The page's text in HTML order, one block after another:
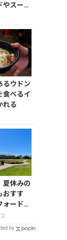
スーパ
雑貨まで
るウドン
食べるイ
れる
夏休みの
おすす
ード大
レーを1
by